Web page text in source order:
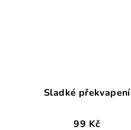
Sladké překvapení
99 Kč